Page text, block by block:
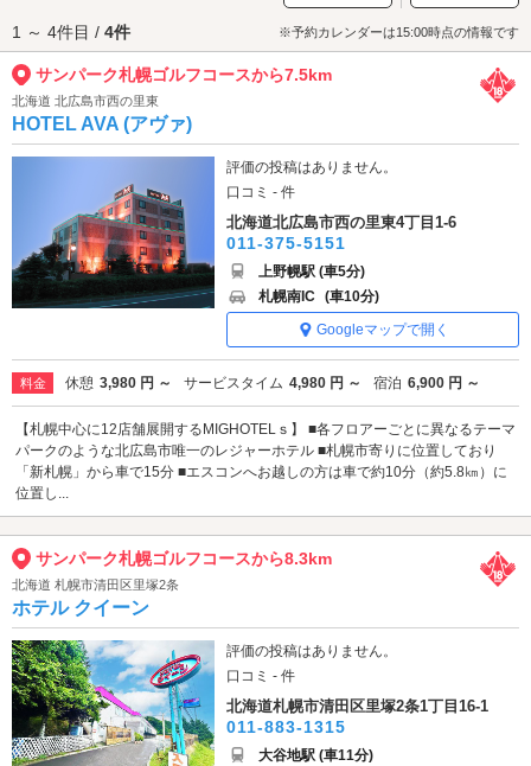
千歳・恵庭エリアのラブホテルからも
アクセスが便利です。
1 ～ 4件目 / 4件 ※予約カレンダーは15:00時点の情報です
サンパーク札幌ゴルフコースから7.5km
北海道 北広島市西の里東
HOTEL AVA (アヴァ)
評価の投稿はありません。
口コミ - 件
北海道北広島市西の里東4丁目1-6
011-375-5151
上野幌駅 (車5分)
札幌南IC (車10分)
Googleマップで開く
料金 休憩 3,980 円 ～ サービスタイム 4,980 円 ～ 宿泊 6,900 円 ～
【札幌中心に12店舗展開するMIGHOTELｓ】 ■各フロアーごとに異なるテーマ
パークのような北広島市唯一のレジャーホテル ■札幌市寄りに位置しており
「新札幌」から車で15分 ■エスコンへお越しの方は車で約10分（約5.8㎞）に
位置し...
サンパーク札幌ゴルフコースから8.3km
北海道 札幌市清田区里塚2条
ホテル クイーン
評価の投稿はありません。
口コミ - 件
北海道札幌市清田区里塚2条1丁目16-1
011-883-1315
大谷地駅 (車11分)